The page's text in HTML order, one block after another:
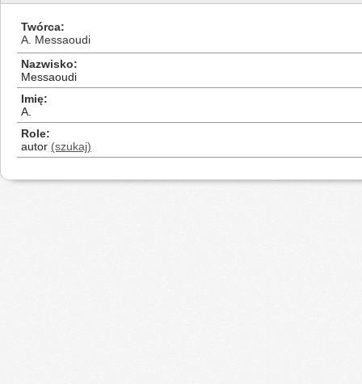
Twórca
A. Messaoudi
Nazwisko
Messaoudi
Imię
A.
Role
autor (szukaj)